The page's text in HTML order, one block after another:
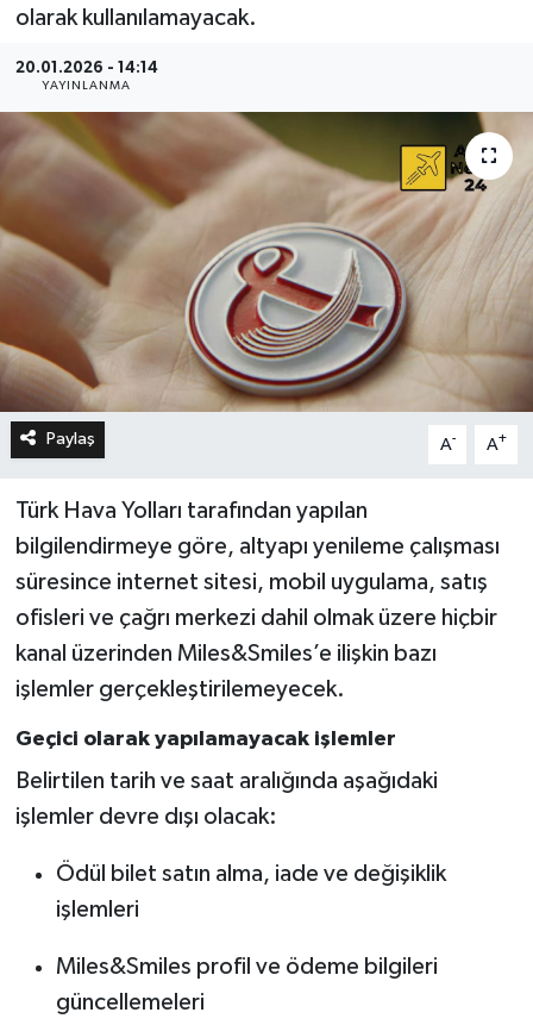
olarak kullanılamayacak.
20.01.2026 - 14:14
YAYINLANMA
Paylaş A- A+
Türk Hava Yolları tarafından yapılan
bilgilendirmeye göre, altyapı yenileme çalışması
süresince internet sitesi, mobil uygulama, satış
ofisleri ve çağrı merkezi dahil olmak üzere hiçbir
kanal üzerinden Miles&Smiles’e ilişkin bazı
işlemler gerçekleştirilemeyecek.
Geçici olarak yapılamayacak işlemler
Belirtilen tarih ve saat aralığında aşağıdaki
işlemler devre dışı olacak:
Ödül bilet satın alma, iade ve değişiklik
işlemleri
Miles&Smiles profil ve ödeme bilgileri
güncellemeleri